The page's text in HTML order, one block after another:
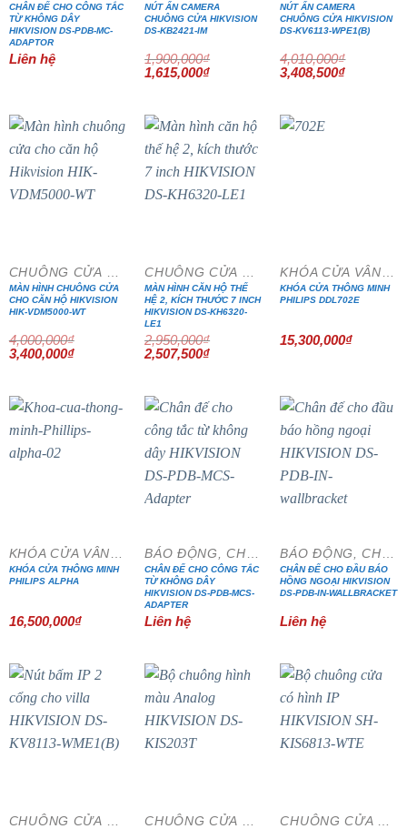
CHÂN ĐẾ CHO CÔNG TẮC
TỪ KHÔNG DÂY
HIKVISION DS-PDB-MC-
ADAPTOR
Liên hệ
NÚT ẤN CAMERA
CHUÔNG CỬA HIKVISION
DS-KB2421-IM
1,900,000₫
Giá
gốc
1,615,000₫Giá
1,615,000₫.
NÚT ẤN CAMERA
CHUÔNG CỬA HIKVISION
DS-KV6113-WPE1(B)
4,010,000₫
Giá
gốc
3,408,500₫Giá
CHUÔNG CỬA MÀN HÌNH
MÀN HÌNH CHUÔNG CỬA
CHO CĂN HỘ HIKVISION
HIK-VDM5000-WT
4,000,000₫
Giá
gốc
3,400,000₫Giá
3,400,000₫.
CHUÔNG CỬA MÀN HÌNH
MÀN HÌNH CĂN HỘ THẾ
HỆ 2, KÍCH THƯỚC 7 INCH
HIKVISION DS-KH6320-
LE1
2,950,000₫
Giá
gốc
2,507,500₫Giá
2,507,500₫.
KHÓA CỬA VÂN TAY
KHÓA CỬA THÔNG MINH
PHILIPS DDL702E
15,300,000₫
KHÓA CỬA VÂN TAY
KHÓA CỬA THÔNG MINH
PHILIPS ALPHA
16,500,000₫
BÁO ĐỘNG, CHỐNG TRỘM
CHÂN ĐẾ CHO CÔNG TẮC
TỪ KHÔNG DÂY
HIKVISION DS-PDB-MCS-
ADAPTER
Liên hệ
BÁO ĐỘNG, CHỐNG TRỘM
CHÂN ĐẾ CHO ĐẦU BÁO
HỒNG NGOẠI HIKVISION
DS-PDB-IN-WALLBRACKET
Liên hệ
CHUÔNG CỬA MÀN HÌNH CHUÔNG CỬA MÀN HÌNH CHUÔNG CỬA MÀN HÌNH